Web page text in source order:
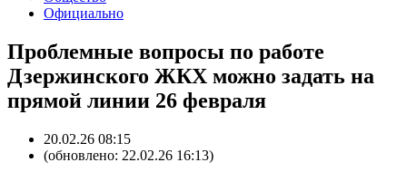
Официально
Проблемные вопросы по работе
Дзержинского ЖКХ можно задать на
прямой линии 26 февраля
20.02.26 08:15
(обновлено: 22.02.26 16:13)